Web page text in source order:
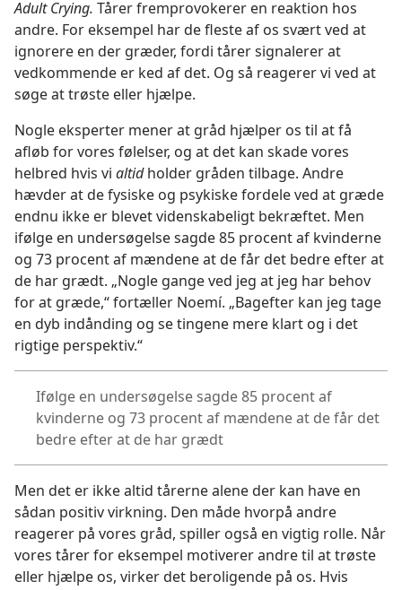
Adult Crying. Tårer fremprovokerer en reaktion hos
andre. For eksempel har de fleste af os svært ved at
ignorere en der græder, fordi tårer signalerer at
vedkommende er ked af det. Og så reagerer vi ved at
søge at trøste eller hjælpe.
Nogle eksperter mener at gråd hjælper os til at få
afløb for vores følelser, og at det kan skade vores
helbred hvis vi altidholder gråden tilbage. Andre
hævder at de fysiske og psykiske fordele ved at græde
endnu ikke er blevet videnskabeligt bekræftet. Men
ifølge en undersøgelse sagde 85 procent af kvinderne
og 73 procent af mændene at de får det bedre efter at
de har grædt. „Nogle gange ved jeg at jeg har behov
for at græde,“ fortæller Noemí. „Bagefter kan jeg tage
en dyb indånding og se tingene mere klart og i det
rigtige perspektiv.“
Ifølge en undersøgelse sagde 85 procent af
kvinderne og 73 procent af mændene at de får det
bedre efter at de har grædt
Men det er ikke altid tårerne alene der kan have en
sådan positiv virkning. Den måde hvorpå andre
reagerer på vores gråd, spiller også en vigtig rolle. Når
vores tårer for eksempel motiverer andre til at trøste
eller hjælpe os, virker det beroligende på os. Hvis